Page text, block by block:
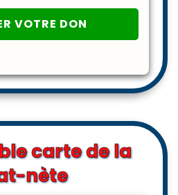
carte de la
nète